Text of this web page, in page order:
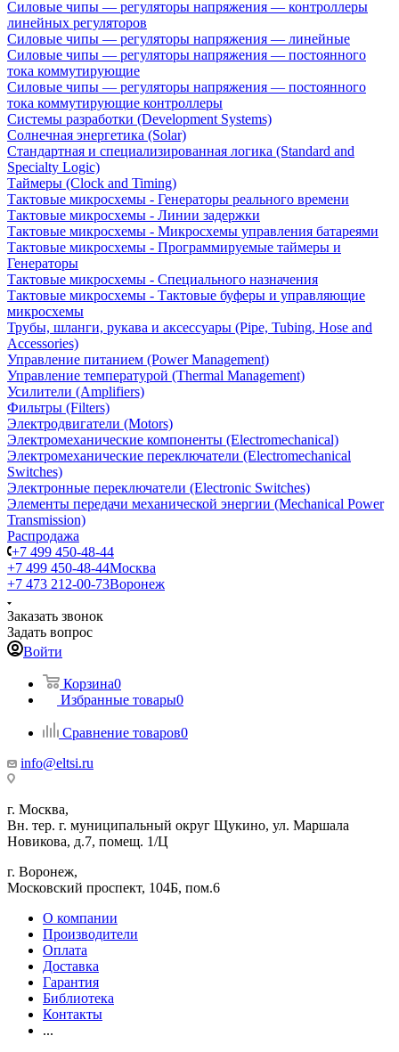
Силовые чипы — регуляторы напряжения — контроллеры
линейных регуляторов
Силовые чипы — регуляторы напряжения — линейные
Силовые чипы — регуляторы напряжения — постоянного
тока коммутирующие
Силовые чипы — регуляторы напряжения — постоянного
тока коммутирующие контроллеры
Системы разработки (Development Systems)
Солнечная энергетика (Solar)
Стандартная и специализированная логика (Standard and
Specialty Logic)
Таймеры (Clock and Timing)
Тактовые микросхемы - Генераторы реального времени
Тактовые микросхемы - Линии задержки
Тактовые микросхемы - Микросхемы управления батареями
Тактовые микросхемы - Программируемые таймеры и
Генераторы
Тактовые микросхемы - Специального назначения
Тактовые микросхемы - Тактовые буферы и управляющие
микросхемы
Трубы, шланги, рукава и аксессуары (Pipe, Tubing, Hose and
Accessories)
Управление питанием (Power Management)
Управление температурой (Thermal Management)
Усилители (Amplifiers)
Фильтры (Filters)
Электродвигатели (Motors)
Электромеханические компоненты (Electromechanical)
Электромеханические переключатели (Electromechanical
Switches)
Электронные переключатели (Electronic Switches)
Элементы передачи механической энергии (Mechanical Power
Transmission)
Распродажа
+7 499 450-48-44
+7 499 450-48-44Москва
+7 473 212-00-73Воронеж
Заказать звонок
Задать вопрос
Войти
Корзина0
Избранные товары0
Сравнение товаров0
info@eltsi.ru
г. Москва,
Вн. тер. г. муниципальный округ Щукино, ул. Маршала
Новикова, д.7, помещ. 1/Ц
г. Воронеж,
​Московский проспект, 104Б, пом.6
О компании
Производители
Оплата
Доставка
Гарантия
Библиотека
Контакты
...